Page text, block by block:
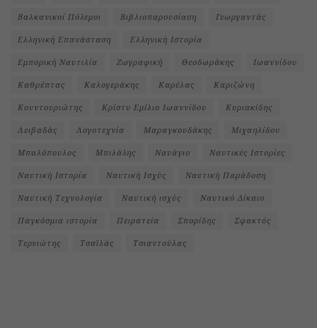
Βαλκανικοί Πόλεμοι Βιβλιοπαρουσίαση Γεωργαντάς
Ελληνική Επανάσταση Ελληνική Ιστορία
Εμπορική Ναυτιλία Ζωγραφική Θεοδωράκης Ιωαννίδου
Καθρέπτας Καλογεράκης Καρέλας Καριζώνη
Κουντουριώτης Κρίστυ Εμίλιο Ιωαννίδου Κυριακίδης
Λειβαδάς Λογοτεχνία Μαραγκουδάκης Μιχαηλίδου
Μπαλόπουλος Μπιλάλης Ναυάγιο Ναυτικές Ιστορίες
Ναυτική Ιστορία Ναυτική Ισχύς Ναυτική Παράδοση
Ναυτική Τεχνολογία Ναυτική ισχύς Ναυτικό Δίκαιο
Παγκόσμια ιστορία Πειρατεία Σπορίδης Σφακτός
Τερνιώτης Τσαϊλάς Τσιαντούλας